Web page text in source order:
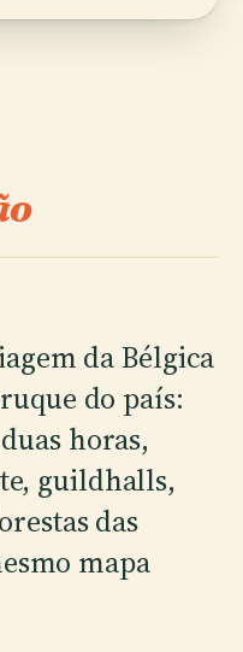
da Bélgica
do país:
horas,
guildhalls,
das
mapa